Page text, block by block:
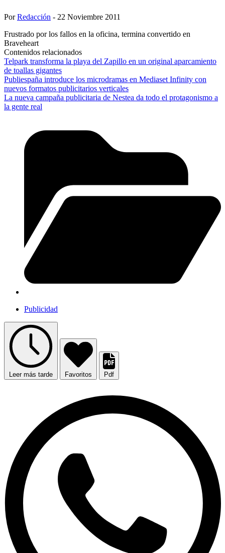
PorRedacción - 22 Noviembre 2011
Frustrado por los fallos en la oficina, termina convertido en
Braveheart
Contenidos relacionados
Telpark transforma la playa del Zapillo en un original aparcamiento
de toallas gigantes
Publiespaña introduce los microdramas en Mediaset Infinity con
nuevos formatos publicitarios verticales
La nueva campaña publicitaria de Nestea da todo el protagonismo a
la gente real
Publicidad
Leer más tarde Favoritos Pdf